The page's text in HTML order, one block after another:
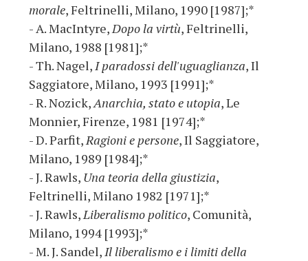
morale, Feltrinelli, Milano, 1990 [1987];*
- A. MacIntyre,Dopo la virtù, Feltrinelli,
Milano, 1988 [1981];*
- Th. Nagel,I paradossi dell'uguaglianza, Il
Saggiatore, Milano, 1993 [1991];*
- R. Nozick,Anarchia, stato e utopia, Le
Monnier, Firenze, 1981 [1974];*
- D. Parfit,Ragioni e persone, Il Saggiatore,
Milano, 1989 [1984];*
- J. Rawls, Una teoria della giustizia,
Feltrinelli, Milano 1982 [1971];*
- J. Rawls,Liberalismo politico, Comunità,
Milano, 1994 [1993];*
- M. J. Sandel,Il liberalismo e i limiti della